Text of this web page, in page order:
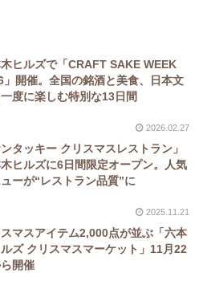
ヒルズで「CRAFT SAKE WEEK
」開催。全国の銘酒と美食、日本文
度に楽しむ特別な13日間
2026.02.27
ンタッキー クリスマスレストラン」
ヒルズに6日間限定オープン。人気
ューが“レストラン品質”に
2025.11.21
マスアイテム2,000点が並ぶ「六本
ズ クリスマスマーケット」11月22
開催